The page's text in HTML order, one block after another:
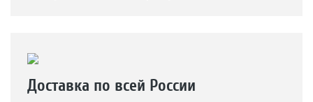
Доставка по всей России